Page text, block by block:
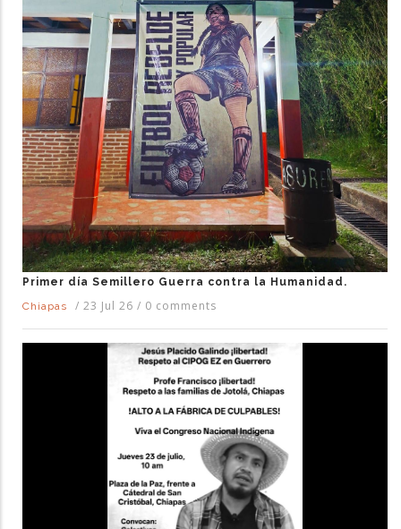
Primer día Semillero Guerra contra la Humanidad.
Chiapas
/ 23 Jul 26 / 0 comments